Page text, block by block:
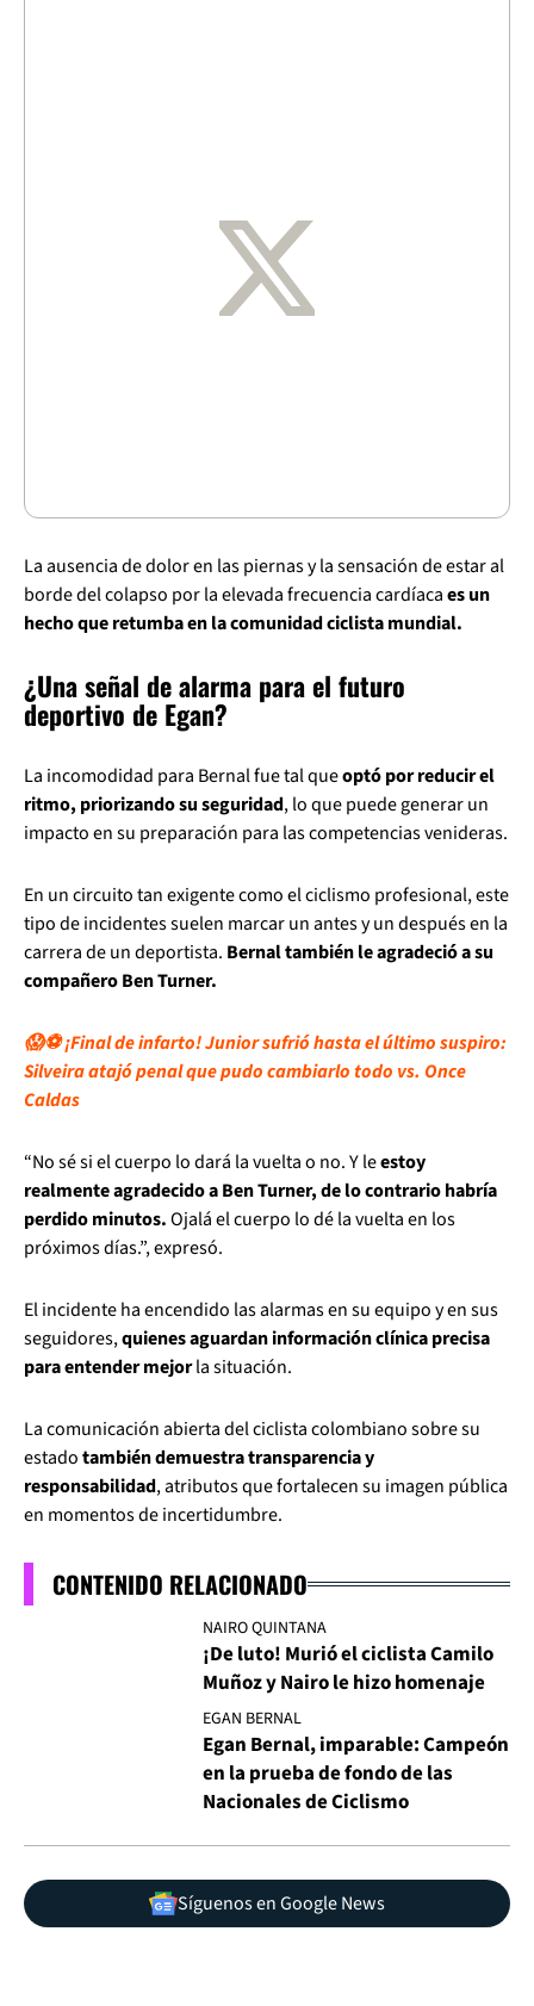
La ausencia de dolor en las piernas y la sensación de estar al
borde del colapso por la elevada frecuencia cardíacaes un
hecho que retumba en la comunidad ciclista mundial.
¿Una señal de alarma para el futuro
deportivo de Egan?
La incomodidad para Bernal fue tal queoptó por reducir el
ritmo, priorizando su seguridad, lo que puede generar un
impacto en su preparación para las competencias venideras.
En un circuito tan exigente como el ciclismo profesional, este
tipo de incidentes suelen marcar un antes y un después en la
carrera de un deportista. Bernal también le agradeció a su
compañero Ben Turner.
😱⚽ ¡Final de infarto! Junior sufrió hasta el último suspiro:
Silveira atajó penal que pudo cambiarlo todo vs. Once
Caldas
“No sé si el cuerpo lo dará la vuelta o no. Y leestoy
realmente agradecido a Ben Turner, de lo contrario habría
perdido minutos.Ojalá el cuerpo lo dé la vuelta en los
próximos días.”, expresó.
El incidente ha encendido las alarmas en su equipo y en sus
seguidores,quienes aguardan información clínica precisa
para entender mejorla situación.
La comunicación abierta del ciclista colombiano sobre su
estadotambién demuestra transparencia y
responsabilidad, atributos que fortalecen su imagen pública
en momentos de incertidumbre.
CONTENIDO RELACIONADO
NAIRO QUINTANA
¡De luto! Murió el ciclista Camilo
Muñoz y Nairo le hizo homenaje
EGAN BERNAL
Egan Bernal, imparable: Campeón
en la prueba de fondo de las
Nacionales de Ciclismo
Síguenos en Google News